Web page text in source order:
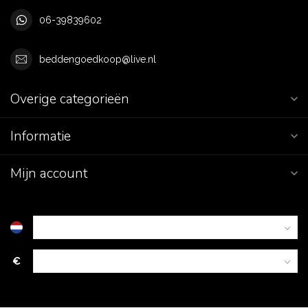
06-39839602
beddengoedkoop@live.nl
Overige categorieën
Informatie
Mijn account
€